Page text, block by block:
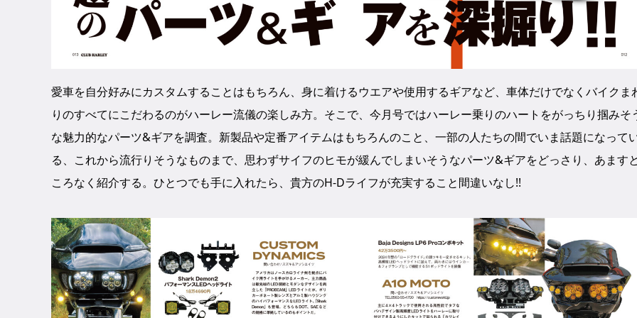
愛車を自分好みにカスタムすることはもちろん、身に着けるウエアや使用するギアなど、車体だけでなくバイクま
りのすべてにこだわるのがハーレー流儀の楽しみ方。そこで、今月号ではハーレー乗りのハートをがっちり掴みそ
な魅力的なパーツ&ギアを調査。新製品や定番アイテムはもちろんのこと、一部の人たちの間でいま話題になって
る、これから流行りそうなものまで、思わずサイフのヒモが緩んでしまいそうなパーツ&ギアをどっさり、あますと
ころなく紹介する。ひとつでも手に入れたら、貴方のH-Dライフが充実すること間違いなし!!